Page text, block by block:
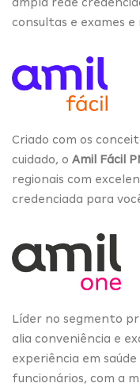
consultas e exames
Criado com os
cuidado, o Amil Fácil
regionais com
credenciada para
Líder no segmento
alia conveniência e
experiência em
funcionários, com a